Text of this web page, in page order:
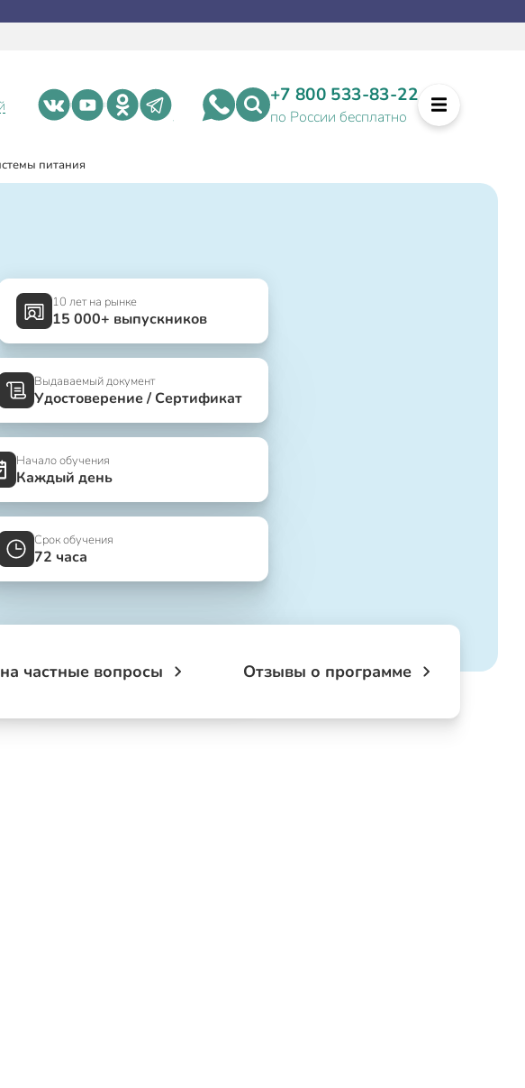
+7 800 533-83-22
по России бесплатно
питания
10 лет на рынке
15 000+ выпускников
Выдаваемый документ
Удостоверение / Сертификат
Начало обучения
Каждый день
Срок обучения
72 часа
частные вопросы Отзывы о программе